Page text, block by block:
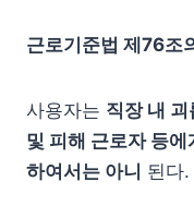
근로기준법 제76조
사용자는 직장 내
및 피해 근로자 등
하여서는 아니 된다.